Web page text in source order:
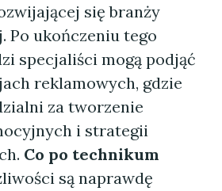
się branży
Po ukończeniu tego
specjaliści mogą podjąć
reklamowych, gdzie
za tworzenie
i strategii
Co po technikum
są naprawdę